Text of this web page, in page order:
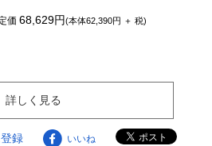
価68,629円(本体62,390円 ＋ 税)
詳しく見る
録 いいね